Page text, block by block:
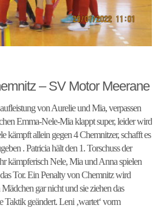
– SV Motor Meerane
von Aurelie und Mia, verpassen
Emma-Nele-Mia klappt super, leider wird
kämpft allein gegen 4 Chemnitzer, schafft es
. Patricia hält den 1. Torschuss der
kämpferisch Nele, Mia und Anna spielen
Tor. Ein Penalty von Chemnitz wird
gar nicht und sie ziehen das
Taktik geändert. Leni ‚wartet‘ vorm